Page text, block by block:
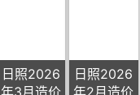
日照2026
年3月造价
日照2026
年2月造价